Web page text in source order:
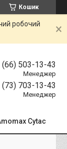
Кошик
робочий
(66) 503-13-43
Менеджер
(73) 703-13-43
Менеджер
Cytac